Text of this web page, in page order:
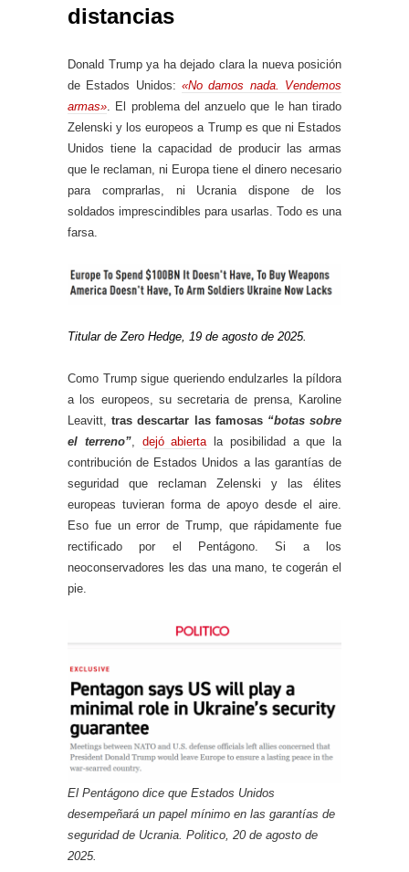
distancias
Donald Trump ya ha dejado clara la nueva posición
de Estados Unidos: «No damos nada. Vendemos
armas» . El problema del anzuelo que le han tirado
Zelenski y los europeos a Trump es que ni Estados
Unidos tiene la capacidad de producir las armas
que le reclaman, ni Europa tiene el dinero necesario
para comprarlas, ni Ucrania dispone de los
soldados imprescindibles para usarlas. Todo es una
farsa.
Titular de Zero Hedge, 19 de agosto de 2025.
Como Trump sigue queriendo endulzarles la píldora
a los europeos, su secretaria de prensa, Karoline
Leavitt,tras descartar las famosas “botas sobre
el terreno”, dejó abierta la posibilidad a que la
contribución de Estados Unidos a las garantías de
seguridad que reclaman Zelenski y las élites
europeas tuvieran forma de apoyo desde el aire.
Eso fue un error de Trump, que rápidamente fue
rectificado por el Pentágono. Si a los
neoconservadores les das una mano, te cogerán el
pie.
El Pentágono dice que Estados Unidos
desempeñará un papel mínimo en las garantías de
seguridad de Ucrania. Politico, 20 de agosto de
2025.